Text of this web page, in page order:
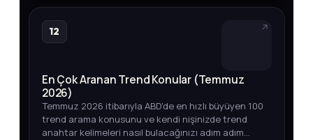
12
En Çok Aranan Trend Konular (Temmuz
2026)
Temmuz 2026 itibarıyla ABD'de en hızlı büyüyen 100
trend arama konusunu ve kendi nişinizde trend
anahtar kelimeleri nasıl bulacağınızı adım adım